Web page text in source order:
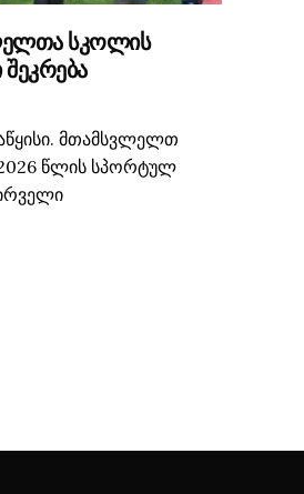
ᲡᲙᲝᲚᲘᲡ
მთამსვლელთ
წლის სპორტულ